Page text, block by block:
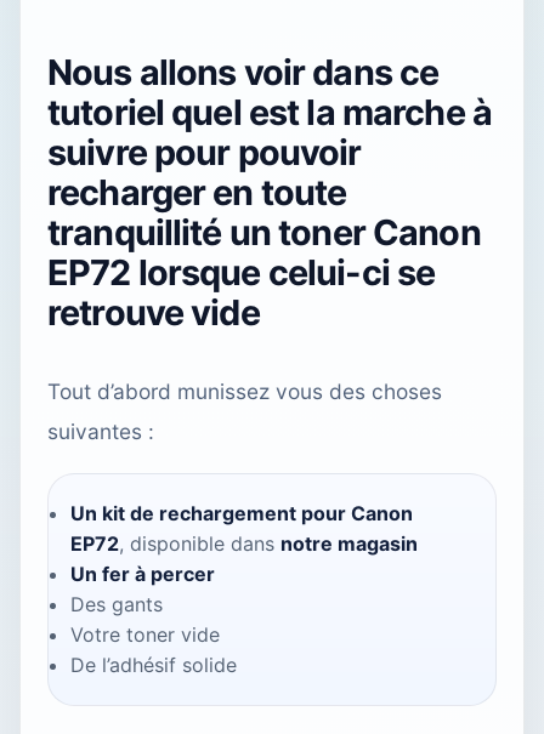
Nous allons voir dans ce
tutoriel quel est la marche à
suivre pour pouvoir
recharger en toute
tranquillité un toner Canon
EP72 lorsque celui-ci se
retrouve vide
Tout d’abord munissez vous des choses
suivantes :
Un kit de rechargement pour Canon
EP72, disponible dans notre magasin
Un fer à percer
Des gants
Votre toner vide
De l’adhésif solide